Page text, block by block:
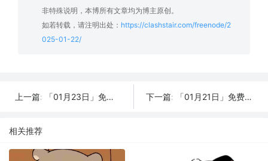
非特殊说明，本博所有文章均为博主原创。
如若转载，请注明出处： https://clashstair.com/freenode/2
025-01-22/
上一篇: 「01月23日」免费节点数量28个，SSR/V2ray/Shadowrocket/Clash订阅链接 下一篇: 「01月21日」免费节点数量26个，SSR/V2ray/Shadowrocket/Clash订阅链接
相关推荐